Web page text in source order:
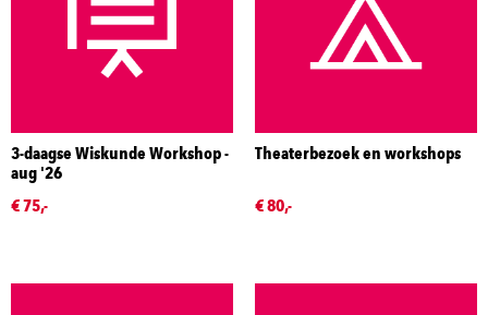
3-daagse Wiskunde Workshop -
aug '26
€ 75,-
Theaterbezoek en workshops
€ 80,-